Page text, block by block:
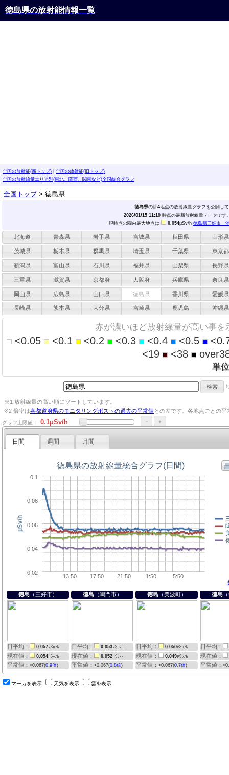
徳島県の放射能情報一覧
全国の放射能(新トップ)
全国の放射能(旧トップ)
全国の放射線量エリア別(東北、関西、関東など)全国統合グラフ
全国トップ> 徳島県
徳島県の計4地点の放射線量グラフを公開し
2026/01/15 11:10 時点の最新放射線量データです
現時点の圏内最大地点は
0.054μSv/h 徳島県三好市
北海道 青森県 岩手県 宮城県 秋田県 山形県
茨城県 栃木県 群馬県 埼玉県 千葉県 東京都
新潟県 富山県 石川県 福井県 山梨県 長野県
三重県 滋賀県 京都府 大阪府 兵庫県 奈良県
岡山県 広島県 山口県 徳島県 香川県 愛媛県
長崎県 熊本県 大分県 宮崎県 鹿児島 沖縄県
赤が濃いほど放射線量が高い事を
<0.05 <0.1 <0.2 <0.3 <0.4 <0.5
<19
<38
単位
※1 放射線量の高い順にソートしています。
※2 倍率は各都道府県のモニタリングポストの過去の平常値との差です。各地点ごとの
グラフ上限値： － ＋
日間 週間 月間
徳島（三好市）
日平均： 0.057
現在値： 0.054
平常値：<0.067(0.9倍)
徳島（鳴門市）
日平均： 0.053
現在値： 0.052
平常値：<0.067(0.8倍)
徳島（美波町）
日平均： 0.050
現在値： 0.049
平常値：<0.067(0.7倍)
徳島
日平均：
現在値：
平常値：
マーカを表示 天気を表示 雲を表示